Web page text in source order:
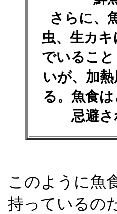
さらに、
虫、生カ
でいるこ
いが、加
る。魚食
忌避
このように魚
持っているの